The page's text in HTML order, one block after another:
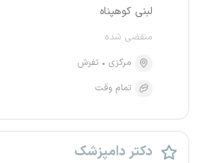
لبنی‌ کوهپناه
منقضی شده
مرکزی
تفرش
تمام وقت
دکتر دامپزشک